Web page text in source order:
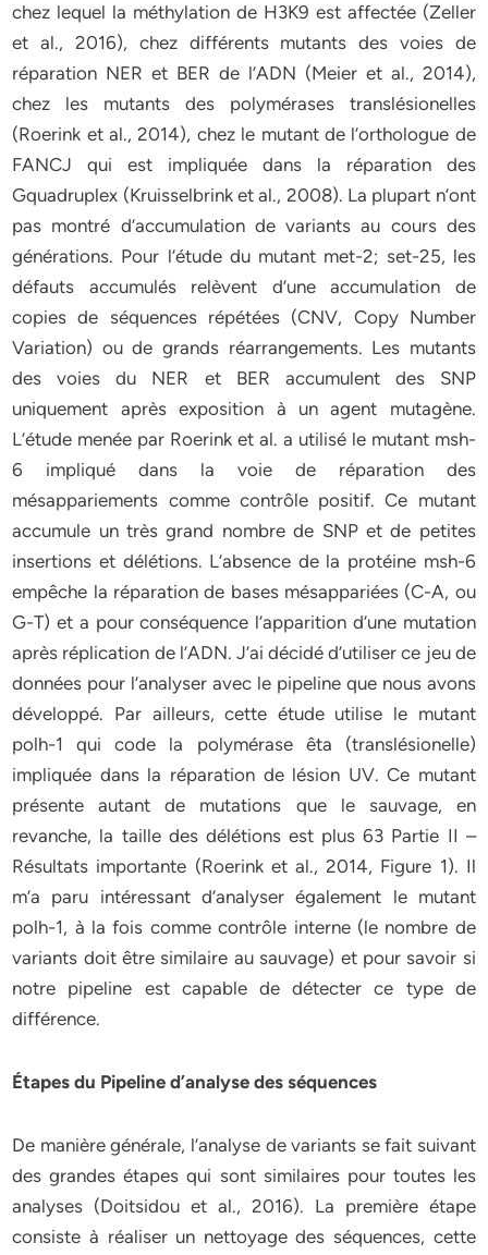
chez lequel la méthylation de H3K9 est affectée (Zeller
et al., 2016), chez différents mutants des voies de
réparation NER et BER de l’ADN (Meier et al., 2014),
chez les mutants des polymérases translésionelles
(Roerink et al., 2014), chez le mutant de l’orthologue de
FANCJ qui est impliquée dans la réparation des
Gquadruplex (Kruisselbrink et al., 2008). La plupart n’ont
pas montré d’accumulation de variants au cours des
générations. Pour l’étude du mutant met-2; set-25, les
défauts accumulés relèvent d’une accumulation de
copies de séquences répétées (CNV, Copy Number
Variation) ou de grands réarrangements. Les mutants
des voies du NER et BER accumulent des SNP
uniquement après exposition à un agent mutagène.
L’étude menée par Roerink et al. a utilisé le mutant msh-
6 impliqué dans la voie de réparation des
mésappariements comme contrôle positif. Ce mutant
accumule un très grand nombre de SNP et de petites
insertions et délétions. L’absence de la protéine msh-6
empêche la réparation de bases mésappariées (C-A, ou
G-T) et a pour conséquence l’apparition d’une mutation
après réplication de l’ADN. J’ai décidé d’utiliser ce jeu de
données pour l’analyser avec le pipeline que nous avons
développé. Par ailleurs, cette étude utilise le mutant
polh-1 qui code la polymérase êta (translésionelle)
impliquée dans la réparation de lésion UV. Ce mutant
présente autant de mutations que le sauvage, en
revanche, la taille des délétions est plus 63 Partie II –
Résultats importante (Roerink et al., 2014, Figure 1). Il
m’a paru intéressant d’analyser également le mutant
polh-1, à la fois comme contrôle interne (le nombre de
variants doit être similaire au sauvage) et pour savoir si
notre pipeline est capable de détecter ce type de
différence.
Étapes du Pipeline d’analyse des séquences
De manière générale, l’analyse de variants se fait suivant
des grandes étapes qui sont similaires pour toutes les
analyses (Doitsidou et al., 2016). La première étape
consiste à réaliser un nettoyage des séquences, cette